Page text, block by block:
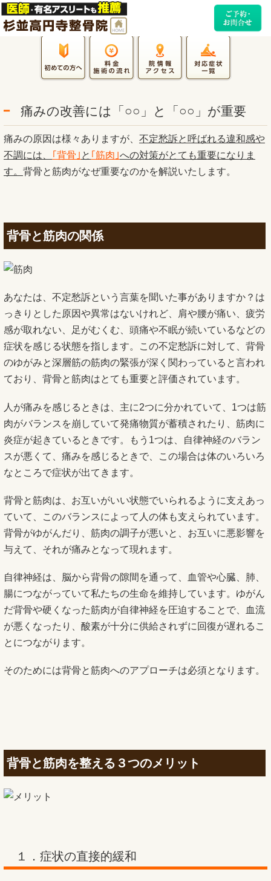
痛みの改善には「○○」と「○○」が重要
痛みの原因は様々ありますが、 不定愁訴と呼ばれる違和感や
不調には、
｢背骨｣ と ｢筋肉｣への対策がとても重要になりま
す。 背骨と筋肉がなぜ重要なのかを解説いたします。
背骨と筋肉の関係
あなたは、不定愁訴という言葉を聞いた事がありますか？は
っきりとした原因や異常はないけれど、肩や腰が痛い、疲労
感が取れない、足がむくむ、頭痛や不眠が続いているなどの
症状を感じる状態を指します。この不定愁訴に対して、背骨
のゆがみと深層筋の筋肉の緊張が深く関わっていると言われ
ており、背骨と筋肉はとても重要と評価されています。
人が痛みを感じるときは、主に2つに分かれていて、1つは筋
肉がバランスを崩していて発痛物質が蓄積されたり、筋肉に
炎症が起きているときです。もう1つは、自律神経のバラン
スが悪くて、痛みを感じるときで、この場合は体のいろいろ
なところで症状が出てきます。
背骨と筋肉は、お互いがいい状態でいられるように支えあっ
ていて、このバランスによって人の体も支えられています。
背骨がゆがんだり、筋肉の調子が悪いと、お互いに悪影響を
与えて、それが痛みとなって現れます。
自律神経は、脳から背骨の隙間を通って、血管や心臓、肺、
腸につながっていて私たちの生命を維持しています。ゆがん
だ背骨や硬くなった筋肉が自律神経を圧迫することで、血流
が悪くなったり、酸素が十分に供給されずに回復が遅れるこ
とにつながります。
そのためには背骨と筋肉へのアプローチは必須となります。
背骨と筋肉を整える３つのメリット
１．症状の直接的緩和